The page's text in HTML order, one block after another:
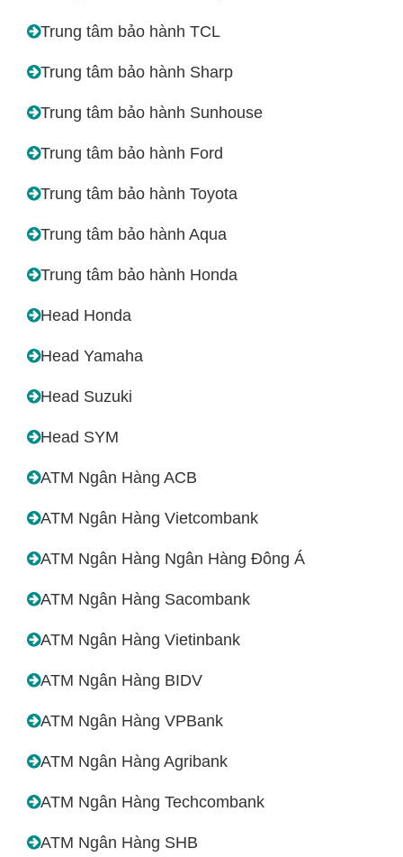
Trung tâm bảo hành TCL
Trung tâm bảo hành Sharp
Trung tâm bảo hành Sunhouse
Trung tâm bảo hành Ford
Trung tâm bảo hành Toyota
Trung tâm bảo hành Aqua
Trung tâm bảo hành Honda
Head Honda
Head Yamaha
Head Suzuki
Head SYM
ATM Ngân Hàng ACB
ATM Ngân Hàng Vietcombank
ATM Ngân Hàng Ngân Hàng Đông Á
ATM Ngân Hàng Sacombank
ATM Ngân Hàng Vietinbank
ATM Ngân Hàng BIDV
ATM Ngân Hàng VPBank
ATM Ngân Hàng Agribank
ATM Ngân Hàng Techcombank
ATM Ngân Hàng SHB